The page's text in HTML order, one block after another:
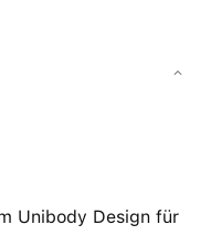
Unibody Design für